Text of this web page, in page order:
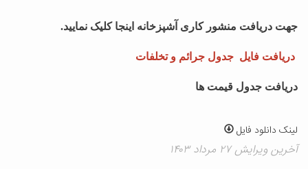
جهت دریافت منشور کاری آشپزخانه اینجا کلیک نمایید.
دریافت فایل جدول جرائم و تخلفات
دریافت جدول قیمت ها
لینک دانلود فایل
آخرین ویرایش ۲۷ مرداد ۱۴۰۳